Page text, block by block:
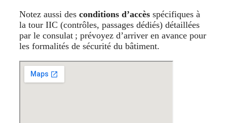
Notez aussi des conditions d’accès spécifiques à
la tour IIC (contrôles, passages dédiés) détaillées
par le consulat ; prévoyez d’arriver en avance pour
les formalités de sécurité du bâtiment.